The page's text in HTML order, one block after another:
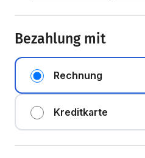
Bezahlung mit
Rechnung
Kreditkarte